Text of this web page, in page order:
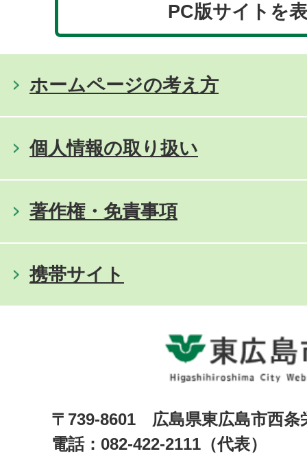
PC版サイトを
ホームページの考え方
個人情報の取り扱い
著作権・免責事項
携帯サイト
〒739-8601 広島県東広島市西
電話：082-422-2111（代表）